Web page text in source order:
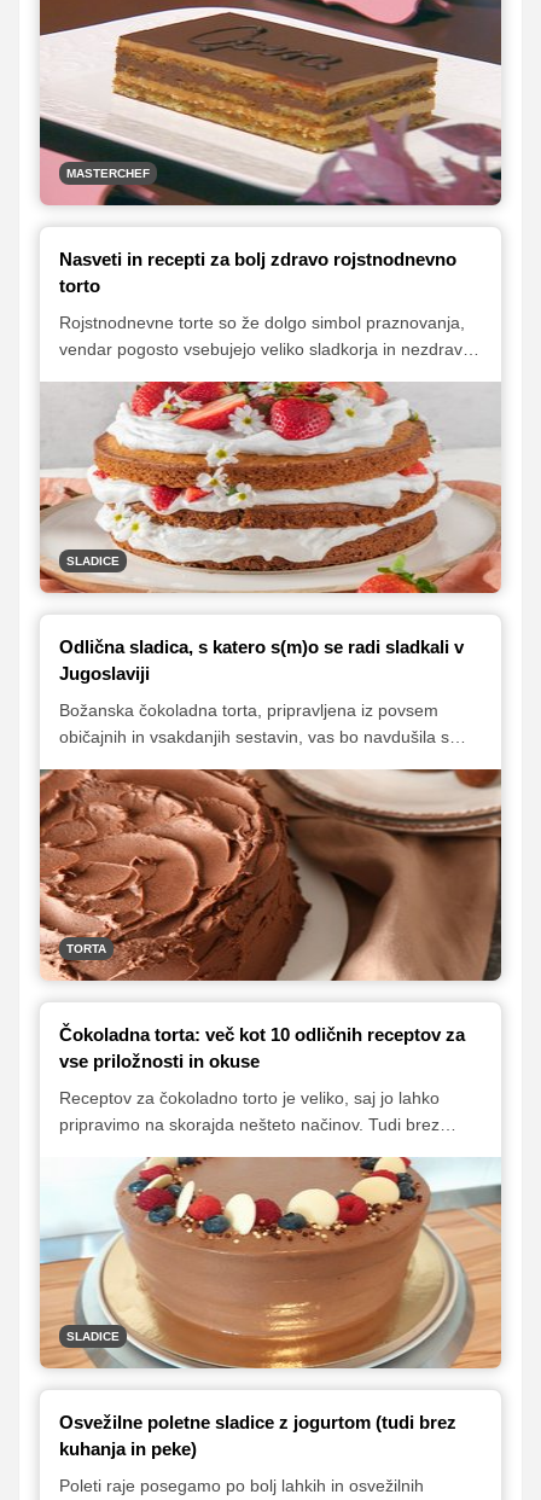
časov, ki so tako zahtevne, da predstavljajo izziv tudi
največjim slaščičarskim mojstrom.
MASTERCHEF
Nasveti in recepti za bolj zdravo rojstnodnevno
torto
Rojstnodnevne torte so že dolgo simbol praznovanja,
vendar pogosto vsebujejo veliko sladkorja in nezdravih
z dragocenimi nasveti in recepti, ki vam bodo pomagali
pripraviti bolj zdravo sladico, ki ne bo le okusna,
temveč tudi skladna z vašimi prehranskimi cilji.
SLADICE
Odlična sladica, s katero s(m)o se radi sladkali v
Jugoslaviji
Božanska čokoladna torta, pripravljena iz povsem
običajnih in vsakdanjih sestavin, vas bo navdušila s
Sladica, poznana pod imenom 'policajac torta', je bila
nekoč priljubljen posladek v nekdanji Jugoslaviji, torta
pa je najboljša, ko malo 'odleži', zato je najbolje, da jo
pripravite dan pred serviranjem.
TORTA
Čokoladna torta: več kot 10 odličnih receptov za
vse priložnosti in okuse
Receptov za čokoladno torto je veliko, saj jo lahko
pripravimo na skorajda nešteto načinov. Tudi brez
vsestranska za pripravo, da lahko čisto vsak najde
recept, ki mu je pisan na kožo. Preletite seznam naših
najljubših čokoladnih tortic in izberite najljubšega.
SLADICE
Osvežilne poletne sladice z jogurtom (tudi brez
kuhanja in peke)
Poleti raje posegamo po bolj lahkih in osvežilnih